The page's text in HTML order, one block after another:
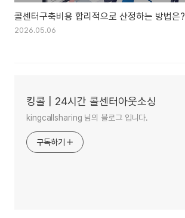
콜센터구축비용 합리적으로 산정하는 방법은?
2026.05.06
킹콜 | 24시간 콜센터아웃소싱
kingcallsharing 님의 블로그 입니다.
구독하기